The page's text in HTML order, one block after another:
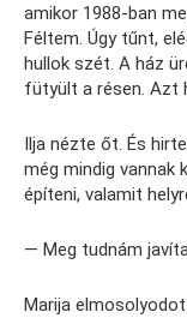
amikor 1988-ban
Féltem. Úgy tűnt,
hullok szét. A ház
fütyült a résen. Azt
Ilja nézte őt. És
még mindig vannak
építeni, valamit
— Meg tudnám
Marija